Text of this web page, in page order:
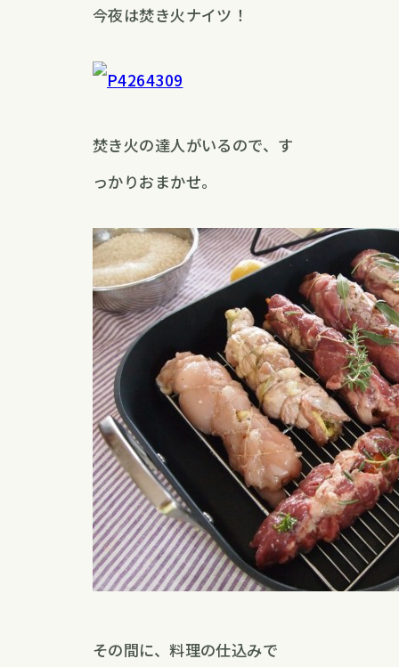
今夜は焚き火ナイツ！
焚き火の達人がいるので、す
っかりおまかせ。
その間に、料理の仕込みで